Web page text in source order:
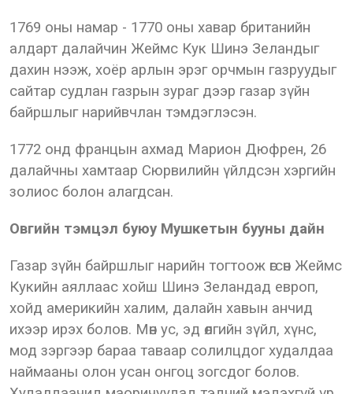
1769 оны намар - 1770 оны хавар британийн
алдарт далайчин Жеймс Кук Шинэ Зеландыг
дахин нээж, хоёр арлын эрэг орчмын газруудыг
сайтар судлан газрын зураг дээр газар зүйн
байршлыг нарийвчлан тэмдэглэсэн.
1772 онд францын ахмад Марион Дюфрен, 26
далайчны хамтаар Сюрвилийн үйлдсэн хэргийн
золиос болон алагдсан.
Овгийн тэмцэл буюу Мушкетын бууны дайн
Газар зүйн байршлыг нарийн тогтоож өгсөн Жеймс
Кукийн аяллаас хойш Шинэ Зеландад европ,
хойд америкийн халим, далайн хавын анчид
ихээр ирэх болов. Мөн ус, эд өлгийн зүйл, хүнс,
мод зэргээр бараа таваар солилцдог худалдаа
наймааны олон усан онгоц зогсдог болов.